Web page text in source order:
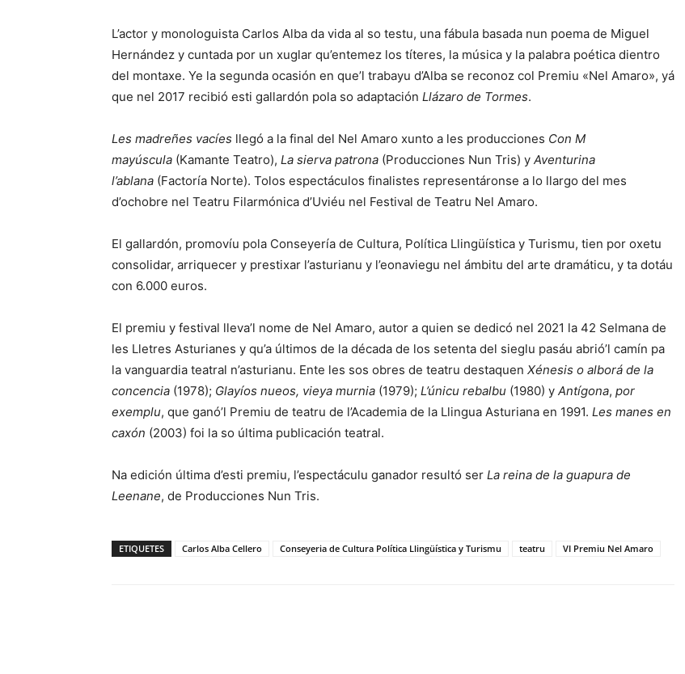
L’actor y monologuista Carlos Alba da vida al so testu, una fábula basada nun poema de Miguel
Hernández y cuntada por un xuglar qu’entemez los títeres, la música y la palabra poética dientro
del montaxe. Ye la segunda ocasión en que’l trabayu d’Alba se reconoz col Premiu «Nel Amaro», yá
que nel 2017 recibió esti gallardón pola so adaptación Llázaro de Tormes.
Les madreñes vacíes llegó a la final del Nel Amaro xunto a les producciones Con M
mayúscula (Kamante Teatro), La sierva patrona (Producciones Nun Tris) y Aventurina
l’ablana (Factoría Norte). Tolos espectáculos finalistes representáronse a lo llargo del mes
d’ochobre nel Teatru Filarmónica d’Uviéu nel Festival de Teatru Nel Amaro.
El gallardón, promovíu pola Conseyería de Cultura, Política Llingüística y Turismu, tien por oxetu
consolidar, arriquecer y prestixar l’asturianu y l’eonaviegu nel ámbitu del arte dramáticu, y ta dotáu
con 6.000 euros.
El premiu y festival lleva’l nome de Nel Amaro, autor a quien se dedicó nel 2021 la 42 Selmana de
les Lletres Asturianes y qu’a últimos de la década de los setenta del sieglu pasáu abrió’l camín pa
la vanguardia teatral n’asturianu. Ente les sos obres de teatru destaquen Xénesis o alborá de la
concencia (1978); Glayíos nueos, vieya murnia (1979); L’únicu rebalbu (1980) y Antígona, por
exemplu, que ganó’l Premiu de teatru de l’Academia de la Llingua Asturiana en 1991. Les manes en
caxón (2003) foi la so última publicación teatral.
Na edición última d’esti premiu, l’espectáculu ganador resultó ser La reina de la guapura de
Leenane, de Producciones Nun Tris.
ETIQUETES Carlos Alba Cellero Conseyeria de Cultura Política Llingüística y Turismu teatru VI Premiu Nel Amaro